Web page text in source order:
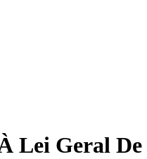
Lei Geral